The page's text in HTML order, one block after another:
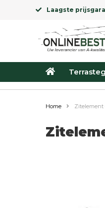
Laagste
Home Zitelement